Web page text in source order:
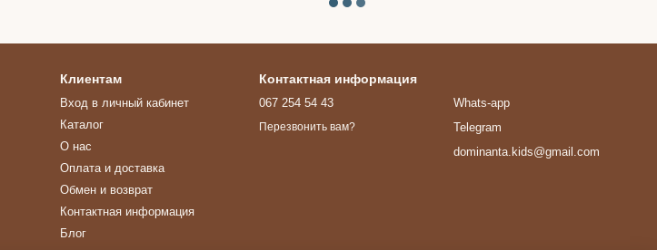
Клиентам
Вход в личный кабинет
Каталог
О нас
Оплата и доставка
Обмен и возврат
Контактная информация
Блог
Контактная информация
067 254 54 43
Перезвонить вам?
Whats-app
Telegram
dominanta.kids@gmail.com